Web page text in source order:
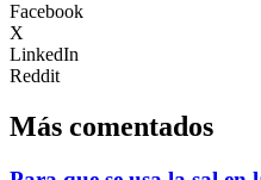
Facebook
X
LinkedIn
Reddit
Más comentados